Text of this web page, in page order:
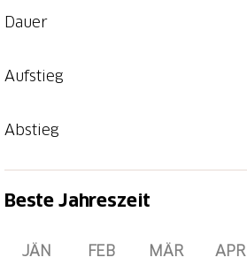
Dauer
Aufstieg
Abstieg
Beste Jahreszeit
JÄN FEB MÄR APR